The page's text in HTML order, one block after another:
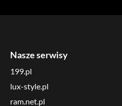
Nasze serwisy
199.pl
lux-style.pl
ram.net.pl